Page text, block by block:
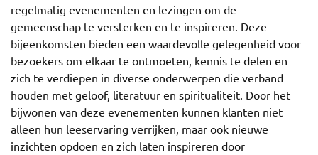
regelmatig evenementen en lezingen om de
gemeenschap te versterken en te inspireren. Deze
bijeenkomsten bieden een waardevolle gelegenheid voor
bezoekers om elkaar te ontmoeten, kennis te delen en
zich te verdiepen in diverse onderwerpen die verband
houden met geloof, literatuur en spiritualiteit. Door het
bijwonen van deze evenementen kunnen klanten niet
alleen hun leeservaring verrijken, maar ook nieuwe
inzichten opdoen en zich laten inspireren door